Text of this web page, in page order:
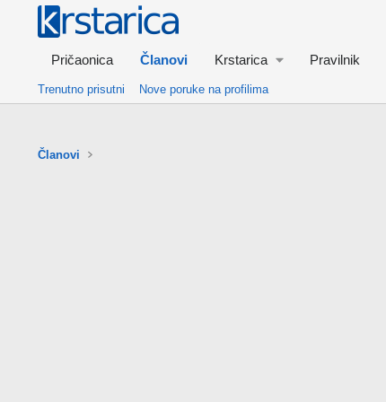
Pričaonica Članovi Krstarica Pravilnik
Trenutno prisutni Nove poruke na profilima
Članovi